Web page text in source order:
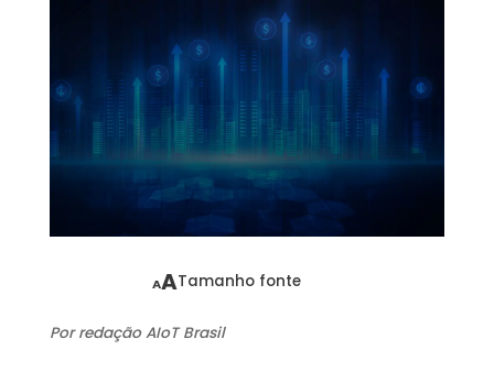
AATamanho fonte
Por redação AIoT Brasil